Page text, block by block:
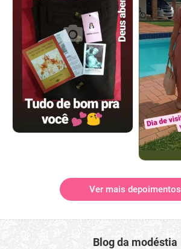
Ver mais depoimentos
Blog da modéstia